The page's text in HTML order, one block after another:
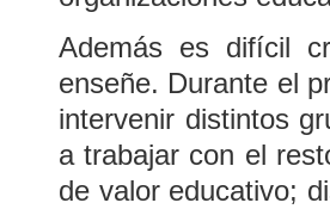
Además es difícil
enseñe. Durante el
intervenir distintos
a trabajar con el
de valor educativo;